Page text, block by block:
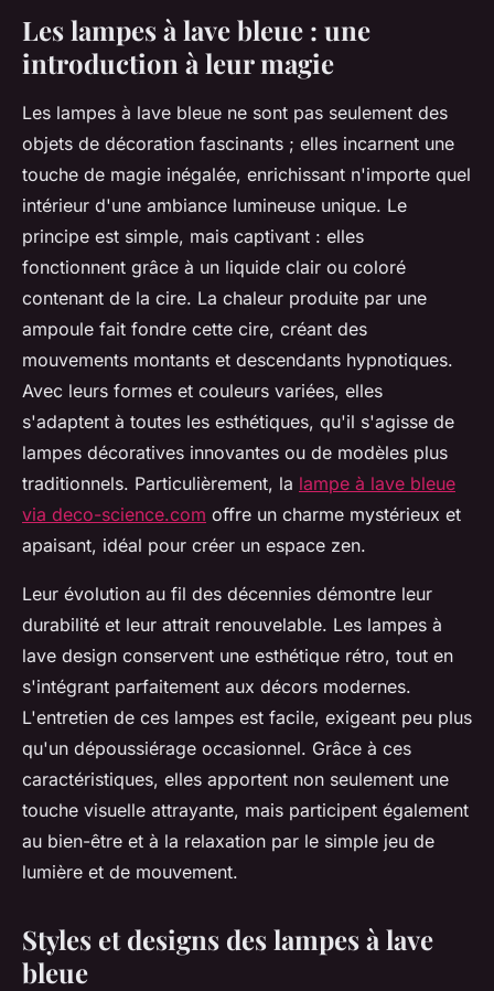
Les lampes à lave bleue : une
introduction à leur magie
Les lampes à lave bleue ne sont pas seulement des
objets de décoration fascinants ; elles incarnent une
touche de magie inégalée, enrichissant n'importe quel
intérieur d'une ambiance lumineuse unique. Le
principe est simple, mais captivant : elles
fonctionnent grâce à un liquide clair ou coloré
contenant de la cire. La chaleur produite par une
ampoule fait fondre cette cire, créant des
mouvements montants et descendants hypnotiques.
Avec leurs formes et couleurs variées, elles
s'adaptent à toutes les esthétiques, qu'il s'agisse de
lampes décoratives innovantes ou de modèles plus
traditionnels. Particulièrement, la lampe à lave bleue
via deco-science.com offre un charme mystérieux et
apaisant, idéal pour créer un espace zen.
Leur évolution au fil des décennies démontre leur
durabilité et leur attrait renouvelable. Les lampes à
lave design conservent une esthétique rétro, tout en
s'intégrant parfaitement aux décors modernes.
L'entretien de ces lampes est facile, exigeant peu plus
qu'un dépoussiérage occasionnel. Grâce à ces
caractéristiques, elles apportent non seulement une
touche visuelle attrayante, mais participent également
au bien-être et à la relaxation par le simple jeu de
lumière et de mouvement.
Styles et designs des lampes à lave
bleue